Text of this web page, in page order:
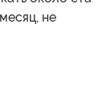
не